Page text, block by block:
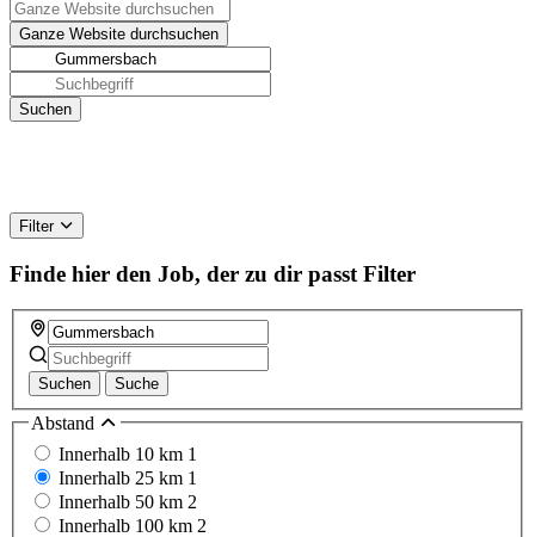
Filter
Finde hier den Job, der zu dir passt Filter
Suchen Suche
Abstand
Innerhalb 10 km 1
Innerhalb 25 km 1
Innerhalb 50 km 2
Innerhalb 100 km 2